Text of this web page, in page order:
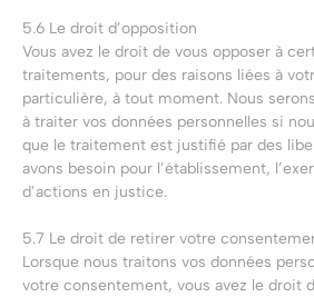
5.6 Le droit d’opposition
Vous avez le droit de vous opposer à
traitements, pour des raisons liées à
particulière, à tout moment. Nous
à traiter vos données personnelles si
que le traitement est justifié par des
avons besoin pour l’établissement,
d’actions en justice.
5.7 Le droit de retirer votre
Lorsque nous traitons vos données
votre consentement, vous avez le droit